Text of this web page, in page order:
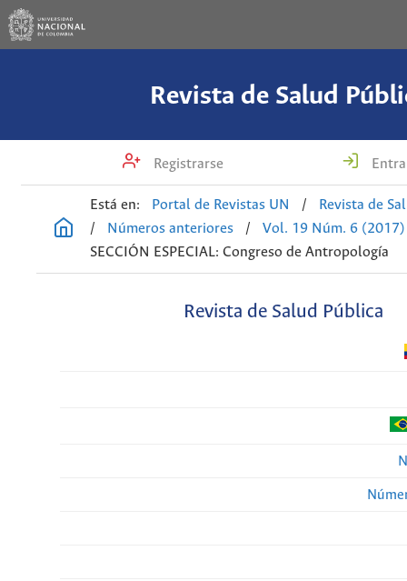
Revista de Salud
Registrarse
Está en: Portal de Revistas UN /
Revista de
/
Números anteriores /
Vol. 19 Núm. 6 (2017)
SECCIÓN ESPECIAL: Congreso de Antropología
Revista de Salud Pública